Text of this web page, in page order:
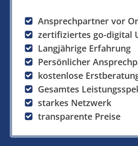
Ansprechpartner vor
zertifiziertes go-digital
Langjährige Erfahrung
Persönlicher
kostenlose
Gesamtes
starkes Netzwerk
transparente Preise